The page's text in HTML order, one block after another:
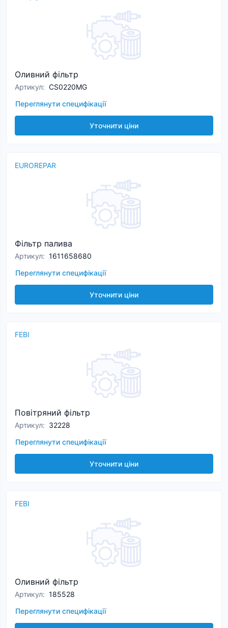
Оливний фільтр
Артикул: CS0220MG
Переглянути специфікації
Уточнити ціни
EUROREPAR
Фільтр палива
Артикул: 1611658680
Переглянути специфікації
Уточнити ціни
FEBI
Повітряний фільтр
Артикул: 32228
Переглянути специфікації
Уточнити ціни
FEBI
Оливний фільтр
Артикул: 185528
Переглянути специфікації